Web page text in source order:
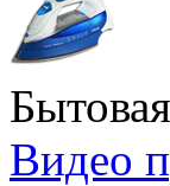
Видео